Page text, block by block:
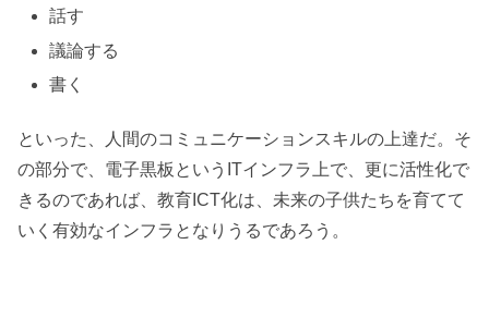
話す
議論する
書く
といった、人間のコミュニケーションスキルの上達だ。そ
の部分で、電子黒板というITインフラ上で、更に活性化で
きるのであれば、教育ICT化は、未来の子供たちを育てて
いく有効なインフラとなりうるであろう。